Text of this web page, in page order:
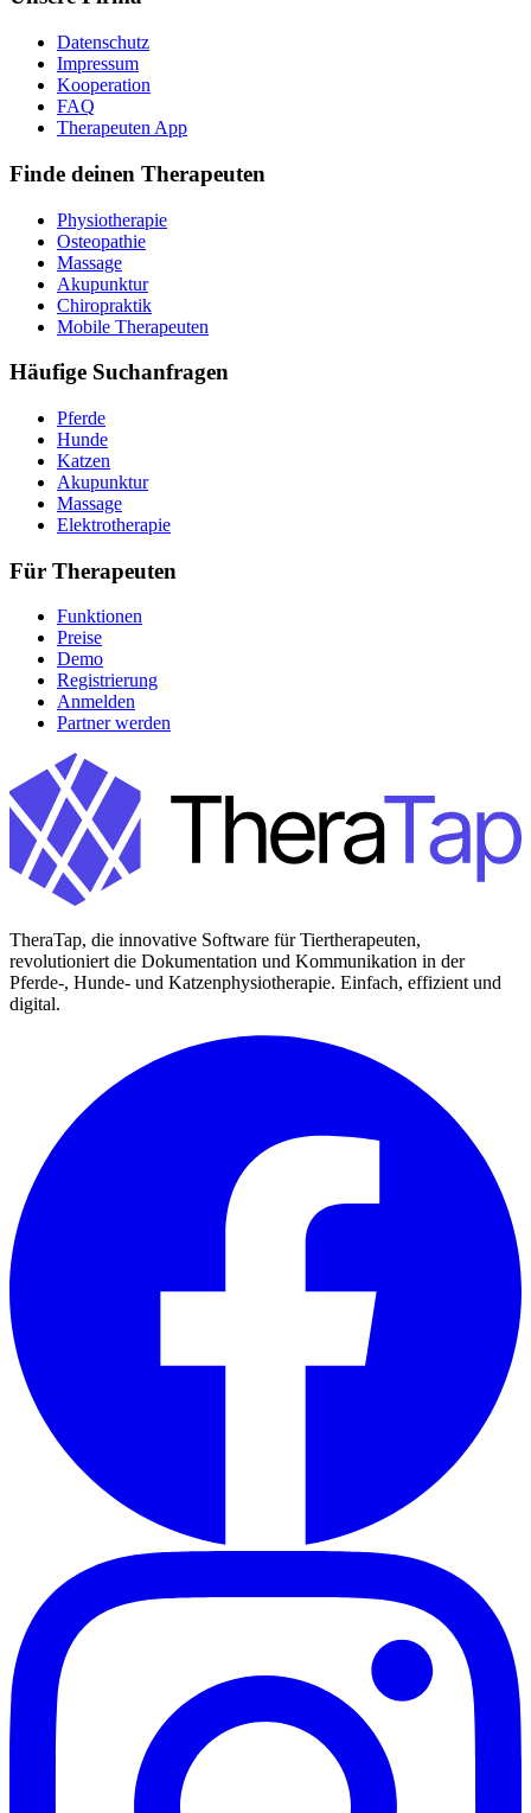
Datenschutz
Impressum
Kooperation
FAQ
Therapeuten App
Finde deinen Therapeuten
Physiotherapie
Osteopathie
Massage
Akupunktur
Chiropraktik
Mobile Therapeuten
Häufige Suchanfragen
Pferde
Hunde
Katzen
Akupunktur
Massage
Elektrotherapie
Für Therapeuten
Funktionen
Preise
Demo
Registrierung
Anmelden
Partner werden
TheraTap, die innovative Software für Tiertherapeuten,
revolutioniert die Dokumentation und Kommunikation in der
Pferde-, Hunde- und Katzenphysiotherapie. Einfach, effizient und
digital.